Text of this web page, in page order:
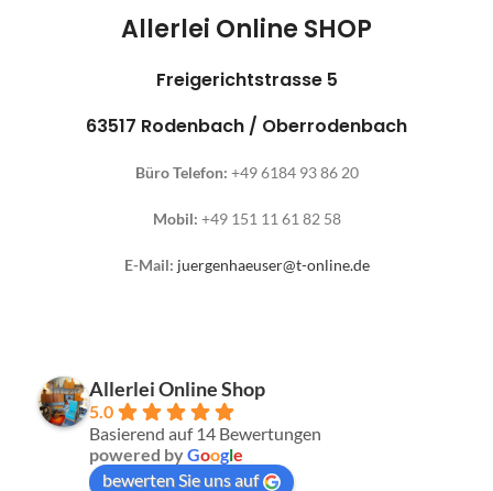
Allerlei Online SHOP
Freigerichtstrasse 5
63517 Rodenbach / Oberrodenbach
Büro Telefon: +49 6184 93 86 20
Mobil: +49 151 11 61 82 58
E-Mail: juergenhaeuser@t-online.de
Allerlei Online Shop
5.0
Basierend auf 14 Bewertungen
powered byGoogle
bewerten Sie uns auf